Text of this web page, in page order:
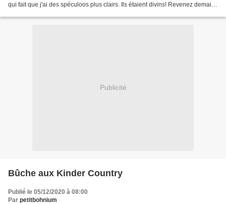
qui fait que j'ai des spéculoos plus clairs. Ils étaient divins! Revenez demain,
Publicité
Bûche aux Kinder Country
Publié le 05/12/2020 à 08:00
Par petitbohnium